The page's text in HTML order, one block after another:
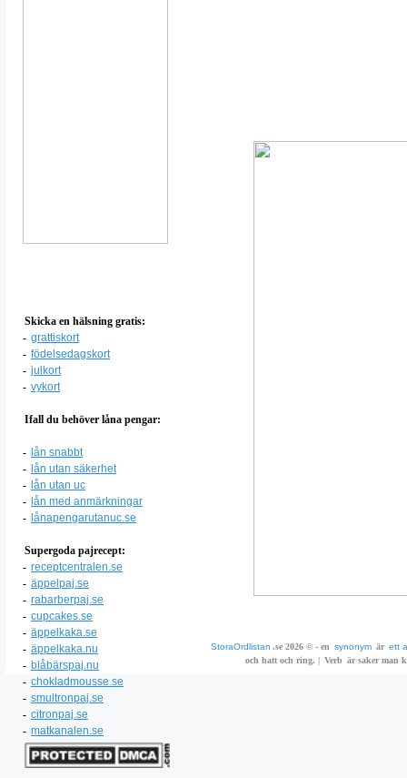
Skicka en hälsning gratis:
- grattiskort
- födelsedagskort
- julkort
- vykort
Ifall du behöver låna pengar:
- lån snabbt
- lån utan säkerhet
- lån utan uc
- lån med anmärkningar
- lånapengarutanuc.se
Supergoda pajrecept:
- receptcentralen.se
- äppelpaj.se
- rabarberpaj.se
- cupcakes.se
- äppelkaka.se
- äppelkaka.nu
- blåbärspaj.nu
- chokladmousse.se
- smultronpaj.se
- citronpaj.se
- matkanalen.se
StoraOrdlistan .se 2026 © - en synonym är ett
och hatt och ring. | Verb är saker man